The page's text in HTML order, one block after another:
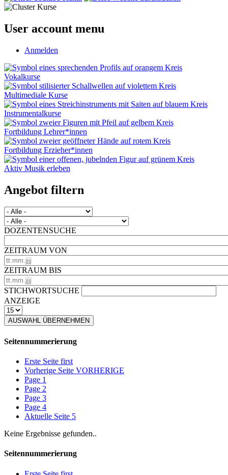
User account menu
Anmelden
Vokalkurse
Multimediale Kurse
Instrumentalkurse
Fortbildung Lehrer*innen
Fortbildung Erzieher*innen
Aktiv Musik erleben
Angebot filtern
DOZENTENSUCHE
ZEITRAUM VON
ZEITRAUM BIS
STICHWORTSUCHE
ANZEIGE
AUSWAHL ÜBERNEHMEN
Seitennummerierung
Erste Seite first
Vorherige Seite VORHERIGE
Page 1
Page 2
Page 3
Page 4
Aktuelle Seite 5
Keine Ergebnisse gefunden..
Seitennummerierung